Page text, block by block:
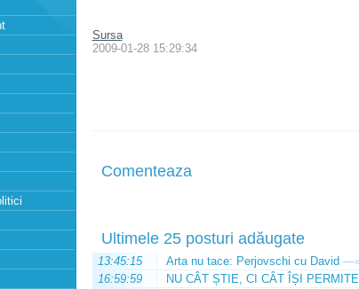
Sursa
2009-01-28 15:29:34
Comenteaza
Ultimele 25 posturi adăugate
13:45:15 Arta nu tace: Perjovschi cu David
16:59:59
NU CÂT ȘTIE, CI CÂT ÎȘI